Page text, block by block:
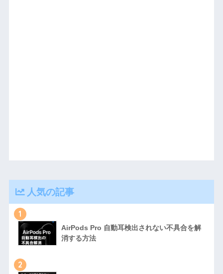
人気の記事
1
AirPods Pro 自動耳検出されない不具合を解
消する方法
2